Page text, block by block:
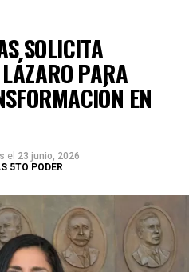
Alta, Gino Segura centró
orientadas a
SOLICITA
PARA
EN
el 23 junio, 2026
5TO PODER